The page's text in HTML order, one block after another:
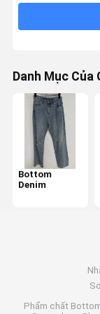
Danh Mục Của
Bottom
Denim
Phẩm chất